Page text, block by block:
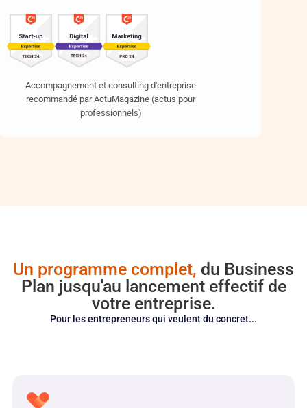
Accompagnement et consulting d'entreprise
recommandé par ActuMagazine (actus pour
professionnels)
Un programme complet, du Business
Plan jusqu'au lancement effectif de
votre entreprise.
Pour les entrepreneurs qui veulent du concret...